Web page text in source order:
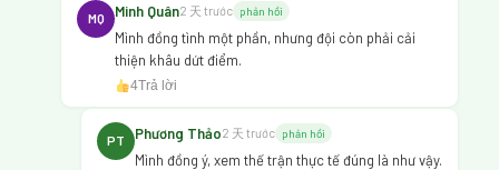
MQ Minh Quân2 天 trước phản hồi
Mình đồng tình một phần, nhưng đội còn phải cải
thiện khâu dứt điểm.
4Trả lời
PT Phương Thảo2 天 trước phản hồi
Mình đồng ý, xem thế trận thực tế đúng là như vậy.